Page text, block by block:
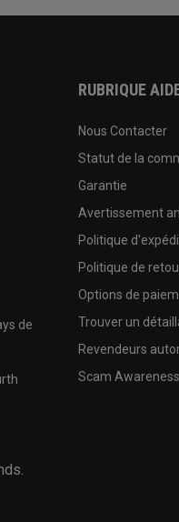
de
RUBRIQUE
Nous Contacter
Statut de la
Garantie
Avertissement
Politique
Politique de
Options de
Trouver un
Revendeurs
Scam Awareness